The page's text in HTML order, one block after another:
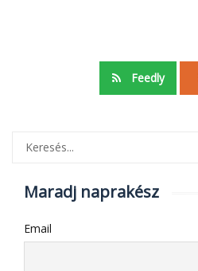
Feedly
Maradj naprakész
Email